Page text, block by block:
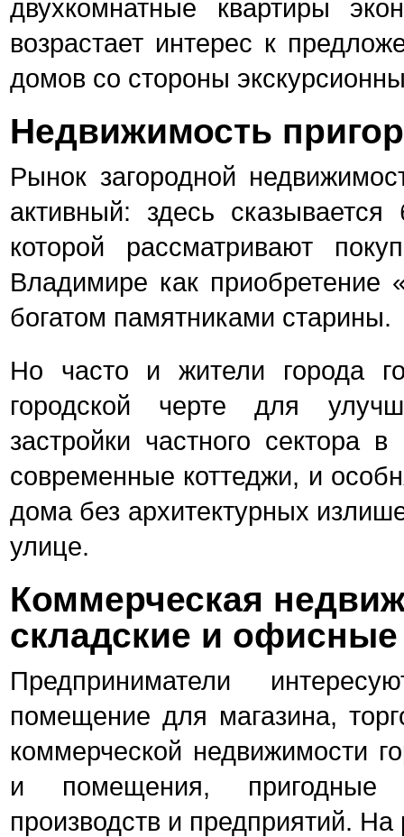
двухкомнатные квартиры
возрастает интерес к
домов со стороны
Недвижимость
Рынок загородной
активный: здесь
которой рассматривают
Владимире как приобретение
богатом памятниками старины.
Но часто и жители города
городской черте для
застройки частного сектора
современные коттеджи, и
дома без архитектурных
улице.
Коммерческая
складские и
Предприниматели
помещение для магазина,
коммерческой недвижимости
и помещения, пригодные
производств и предприятий.